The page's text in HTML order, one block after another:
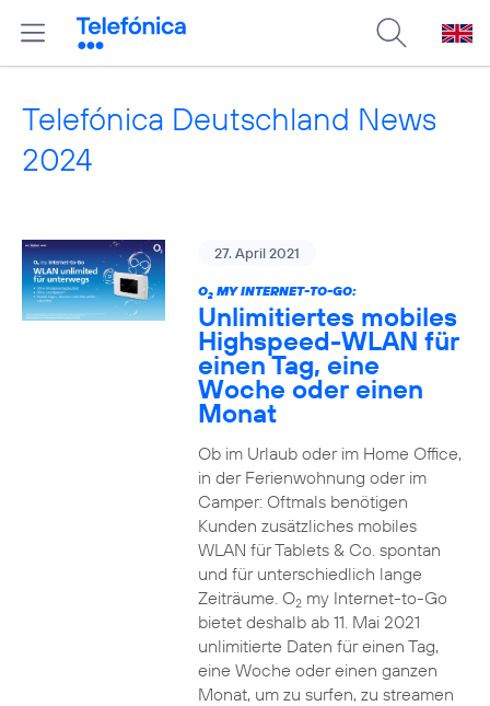
Telefónica Deutschland News
2024
27. April 2021
O2MY INTERNET-TO-GO:
Unlimitiertes mobiles
Highspeed-WLAN für
einen Tag, eine
Woche oder einen
Monat
Ob im Urlaub oder im Home Office,
in der Ferienwohnung oder im
Camper: Oftmals benötigen
Kunden zusätzliches mobiles
WLAN für Tablets & Co. spontan
und für unterschiedlich lange
Zeiträume. O2my Internet-to-Go
bietet deshalb ab 11. Mai 2021
unlimitierte Daten für einen Tag,
eine Woche oder einen ganzen
Monat, um zu surfen, zu streamen